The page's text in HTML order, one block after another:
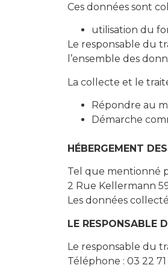
Ces données sont
utilisation du
Le responsable du
l’ensemble des
La collecte et le
Répondre au
Démarche
HÉBERGEMENT
Tel que mentionné
2 Rue Kellermann
Les données
LE RESPONSABLE
Le responsable du
Téléphone : 03 22